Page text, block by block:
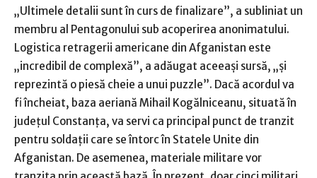
„Ultimele detalii sunt în curs de finalizare”, a subliniat un
membru al Pentagonului sub acoperirea anonimatului.
Logistica retragerii americane din Afganistan este
„incredibil de complexă”, a adăugat aceeaşi sursă, „şi
reprezintă o piesă cheie a unui puzzle”. Dacă acordul va
fi încheiat, baza aeriană Mihail Kogălniceanu, situată în
judeţul Constanţa, va servi ca principal punct de tranzit
pentru soldaţii care se întorc în Statele Unite din
Afganistan. De asemenea, materiale militare vor